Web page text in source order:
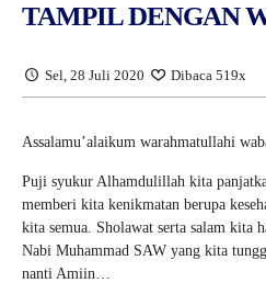
TAMPIL DENGAN
Sel, 28 Juli 2020 Dibaca 519x
Assalamu’alaikum warahmatullahi
Puji syukur Alhamdulillah kita
memberi kita kenikmatan berupa
kita semua. Sholawat serta salam kita
Nabi Muhammad SAW yang kita
nanti Amiin…